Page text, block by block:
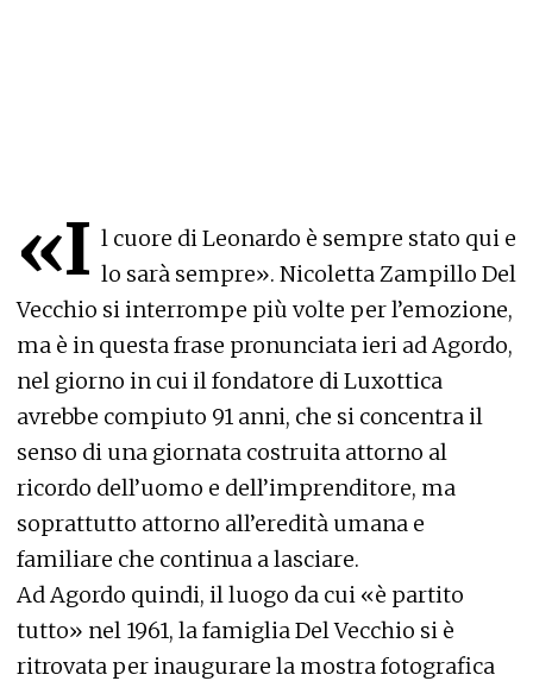
«I l cuore di Leonardo è sempre stato qui e
lo sarà sempre». Nicoletta Zampillo Del
Vecchio si interrompe più volte per l’emozione,
ma è in questa frase pronunciata ieri ad Agordo,
nel giorno in cui il fondatore di Luxottica
avrebbe compiuto 91 anni, che si concentra il
senso di una giornata costruita attorno al
ricordo dell’uomo e dell’imprenditore, ma
soprattutto attorno all’eredità umana e
familiare che continua a lasciare.
Ad Agordo quindi, il luogo da cui «è partito
tutto» nel 1961, la famiglia Del Vecchio si è
ritrovata per inaugurare la mostra fotografica